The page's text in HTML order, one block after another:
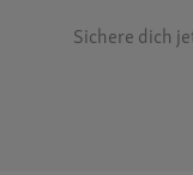
Sichere dich